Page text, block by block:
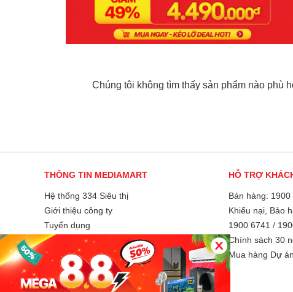
Chúng tôi không tìm thấy sản phẩm nào phù
THÔNG TIN MEDIAMART
Hệ thống 334 Siêu thị
Giới thiệu công ty
Tuyển dụng
Liên hệ và góp ý
Phương thức thanh toán
HỖ TRỢ
Bán hàng: 1900
Khiếu nại, Bảo
1900 6741 /
Chính sách 30
Mua hàng Dự